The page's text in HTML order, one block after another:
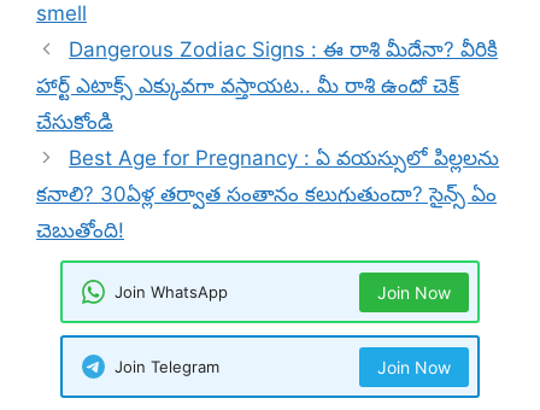
smell
Dangerous Zodiac Signs : ఈ రాశి మీదేనా? వీరికి
హార్ట్ ఎటాక్స్ ఎక్కువగా వస్తాయట.. మీ రాశి ఉందో చెక్
చేసుకోండి
Best Age for Pregnancy : ఏ వయస్సులో పిల్లలను
కనాలి? 30ఏళ్ల తర్వాత సంతానం కలుగుతుందా? సైన్స్ ఏం
చెబుతోంది!
Join WhatsApp Join Now
Join Telegram Join Now